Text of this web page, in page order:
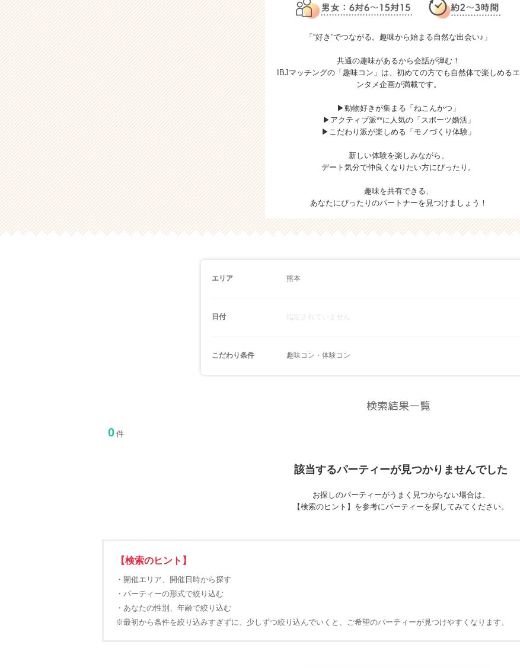
「“好き”でつながる。趣味から始まる自然な出会い♪」
共通の趣味があるから会話が弾む！
IBJマッチングの「趣味コン」は、初めての方でも自然体で楽しめるエ
ンタメ企画が満載です。
▶動物好きが集まる「ねこんかつ」
▶アクティブ派**に人気の「スポーツ婚活」
▶こだわり派が楽しめる「モノづくり体験」
新しい体験を楽しみながら、
デート気分で仲良くなりたい方にぴったり。
趣味を共有できる、
あなたにぴったりのパートナーを見つけましょう！
エリア 熊本
日付 指定されていません
こだわり条件 趣味コン・体験コン
検索結果一覧
0 件
該当するパーティーが見つかりませんでした
お探しのパーティーがうまく見つからない場合は、
【検索のヒント】を参考にパーティーを探してみてください。
【検索のヒント】
・開催エリア、開催日時から探す
・パーティーの形式で絞り込む
・あなたの性別、年齢で絞り込む
※最初から条件を絞り込みすぎずに、少しずつ絞り込んでいくと、ご希望のパーティーが見つけやすくなります。